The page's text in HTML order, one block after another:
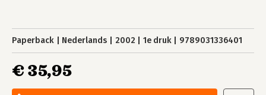
Paperback Nederlands 2002 1e druk 9789031336401
€ 35,95